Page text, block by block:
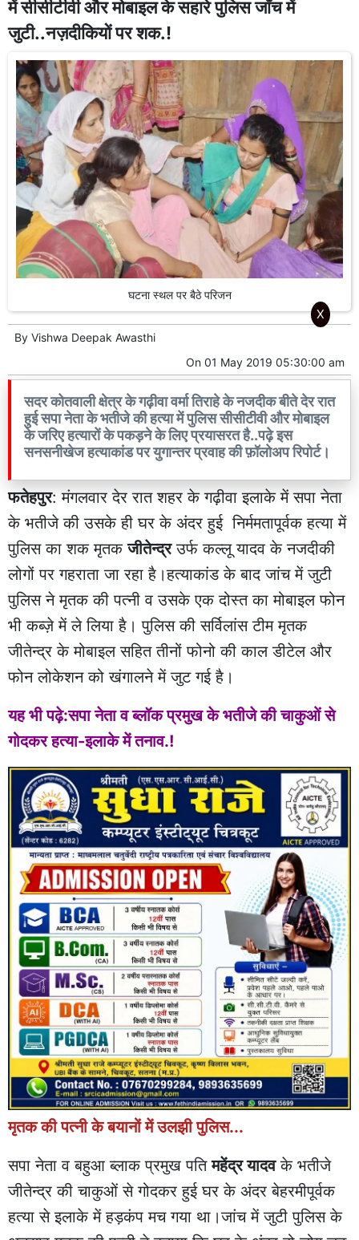
में सीसीटीवी और मोबाइल के सहारे पुलिस जाँच में
जुटी..नज़दीकियों पर शक.!
घटना स्थल पर बैठे परिजन
By Vishwa Deepak Awasthi
On 01 May 2019 05:30:00 am
सदर कोतवाली क्षेत्र के गढ़ीवा वर्मा तिराहे के नजदीक बीते देर रात
हुई सपा नेता के भतीजे की हत्या में पुलिस सीसीटीवी और मोबाइल
के जरिए हत्यारों के पकड़ने के लिए प्रयासरत है..पढ़े इस
सनसनीखेज हत्याकांड पर युगान्तर प्रवाह की फ़ॉलोअप रिपोर्ट।
फतेहपुर: मंगलवार देर रात शहर के गढ़ीवा इलाके में सपा नेता
के भतीजे की उसके ही घर के अंदर हुई निर्ममतापूर्वक हत्या में
पुलिस का शक मृतकजीतेन्द्रउर्फ कल्लू यादव के नजदीकी
लोगों पर गहराता जा रहा है।हत्याकांड के बाद जांच में जुटी
पुलिस ने मृतक की पत्नी व उसके एक दोस्त का मोबाइल फोन
भी कब्ज़े में ले लिया है। पुलिस की सर्विलांस टीम मृतक
जीतेन्द्र के मोबाइल सहित तीनों फोनो की काल डीटेल और
फोन लोकेशन को खंगालने में जुट गई है।
यह भी पढ़े:सपा नेता व ब्लॉक प्रमुख के भतीजे की चाकुओं से
गोदकर हत्या-इलाके में तनाव.!
मृतक की पत्नी के बयानों में उलझी पुलिस...
X
सपा नेता व बहुआ ब्लाक प्रमुख पतिमहेंद्र यादवके भतीजे
जीतेन्द्र की चाकुओं से गोदकर हुई घर के अंदर बेहरमीपूर्वक
हत्या से इलाके में हड़कंप मच गया था।जांच में जुटी पुलिस के